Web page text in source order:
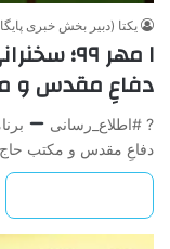
یکتا (دبیر بخش خبری
۱ مهر
دفاعِ مقدس و
? #اطلاع_رسانی
دفاعِ مقدس و مکتب حاج